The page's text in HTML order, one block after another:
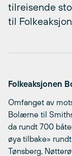
tilreisende
til
Folkeaksjonen
Omfanget av
Bolærne til
da rundt 700
øya tilbake»
Tønsberg,